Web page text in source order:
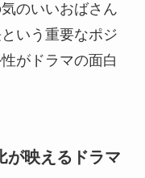
のいいおばさん
いう重要なポジ
がドラマの面白
が映えるドラマ